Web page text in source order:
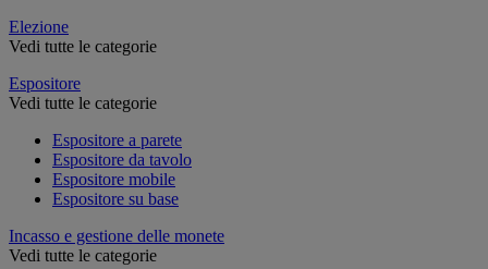
Elezione
Vedi tutte le categorie
Espositore
Vedi tutte le categorie
Espositore a parete
Espositore da tavolo
Espositore mobile
Espositore su base
Incasso e gestione delle monete
Vedi tutte le categorie